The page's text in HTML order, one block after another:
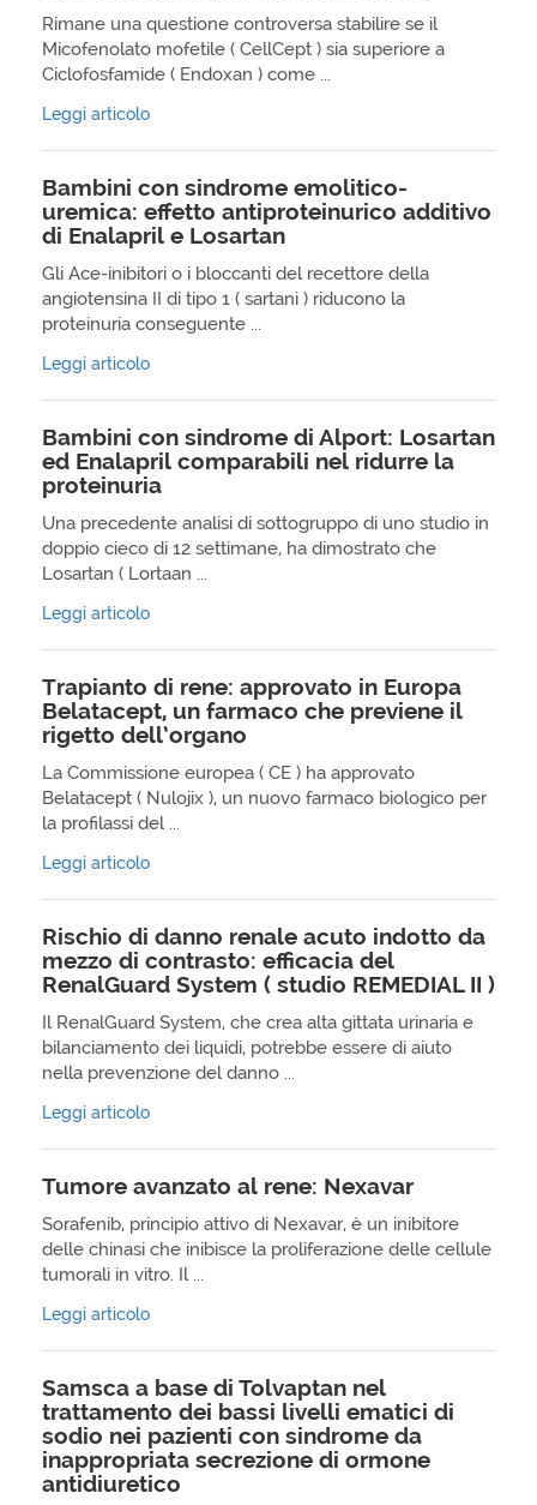
Rimane una questione controversa stabilire se il
Micofenolato mofetile ( CellCept ) sia superiore a
Ciclofosfamide ( Endoxan ) come ...
Leggi articolo
Bambini con sindrome emolitico-
uremica: effetto antiproteinurico additivo
di Enalapril e Losartan
Gli Ace-inibitori o i bloccanti del recettore della
angiotensina II di tipo 1 ( sartani ) riducono la
proteinuria conseguente ...
Leggi articolo
Bambini con sindrome di Alport: Losartan
ed Enalapril comparabili nel ridurre la
proteinuria
Una precedente analisi di sottogruppo di uno studio in
doppio cieco di 12 settimane, ha dimostrato che
Losartan ( Lortaan ...
Leggi articolo
Trapianto di rene: approvato in Europa
Belatacept, un farmaco che previene il
rigetto dell’organo
La Commissione europea ( CE ) ha approvato
Belatacept ( Nulojix ), un nuovo farmaco biologico per
la profilassi del ...
Leggi articolo
Rischio di danno renale acuto indotto da
mezzo di contrasto: efficacia del
RenalGuard System ( studio REMEDIAL II )
Il RenalGuard System, che crea alta gittata urinaria e
bilanciamento dei liquidi, potrebbe essere di aiuto
nella prevenzione del danno ...
Leggi articolo
Tumore avanzato al rene: Nexavar
Sorafenib, principio attivo di Nexavar, è un inibitore
delle chinasi che inibisce la proliferazione delle cellule
tumorali in vitro. Il ...
Leggi articolo
Samsca a base di Tolvaptan nel
trattamento dei bassi livelli ematici di
sodio nei pazienti con sindrome da
inappropriata secrezione di ormone
antidiuretico